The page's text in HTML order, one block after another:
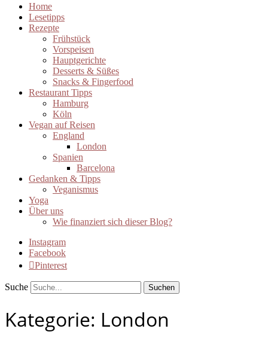
Home
Lesetipps
Rezepte
Frühstück
Vorspeisen
Hauptgerichte
Desserts & Süßes
Snacks & Fingerfood
Restaurant Tipps
Hamburg
Köln
Vegan auf Reisen
England
London
Spanien
Barcelona
Gedanken & Tipps
Veganismus
Yoga
Über uns
Wie finanziert sich dieser Blog?
Instagram
Facebook
Pinterest
Suche
Kategorie: London